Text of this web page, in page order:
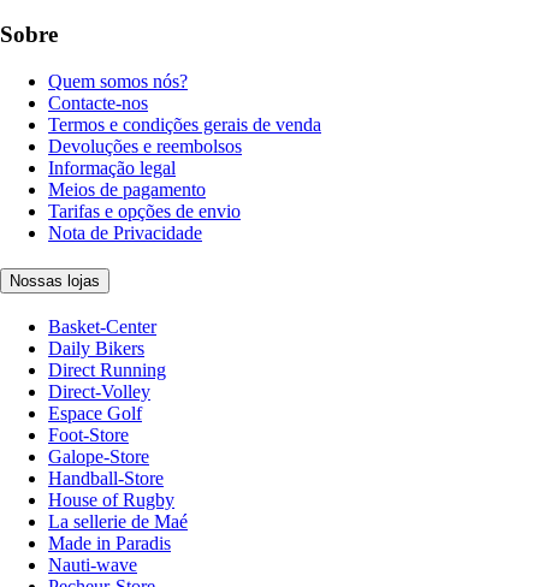
Sobre
Quem somos nós?
Contacte-nos
Termos e condições gerais de venda
Devoluções e reembolsos
Informação legal
Meios de pagamento
Tarifas e opções de envio
Nota de Privacidade
Nossas lojas
Basket-Center
Daily Bikers
Direct Running
Direct-Volley
Espace Golf
Foot-Store
Galope-Store
Handball-Store
House of Rugby
La sellerie de Maé
Made in Paradis
Nauti-wave